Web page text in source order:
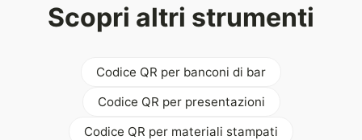
Scopri altri strumenti
Codice QR per banconi di bar
Codice QR per presentazioni
Codice QR per materiali stampati